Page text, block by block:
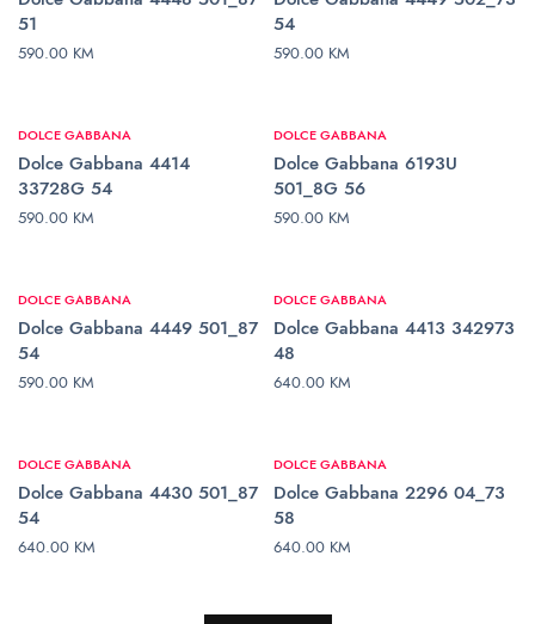
51
590.00 KM
54
590.00 KM
DOLCE GABBANA
Dolce Gabbana 4414
33728G 54
590.00 KM
DOLCE GABBANA
Dolce Gabbana 6193U
501_8G 56
590.00 KM
DOLCE GABBANA
Dolce Gabbana 4449 501_87
54
590.00 KM
DOLCE GABBANA
Dolce Gabbana 4413 342973
48
640.00 KM
DOLCE GABBANA
Dolce Gabbana 4430 501_87
54
640.00 KM
DOLCE GABBANA
Dolce Gabbana 2296 04_73
58
640.00 KM